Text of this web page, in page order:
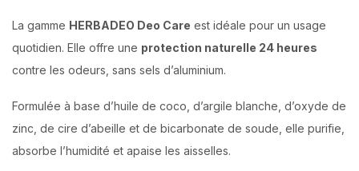
La gamme HERBADEO Deo Care est idéale pour un usage
quotidien. Elle offre une protection naturelle 24 heures
contre les odeurs, sans sels d’aluminium.
Formulée à base d’huile de coco, d’argile blanche, d’oxyde de
zinc, de cire d’abeille et de bicarbonate de soude, elle purifie,
absorbe l’humidité et apaise les aisselles.